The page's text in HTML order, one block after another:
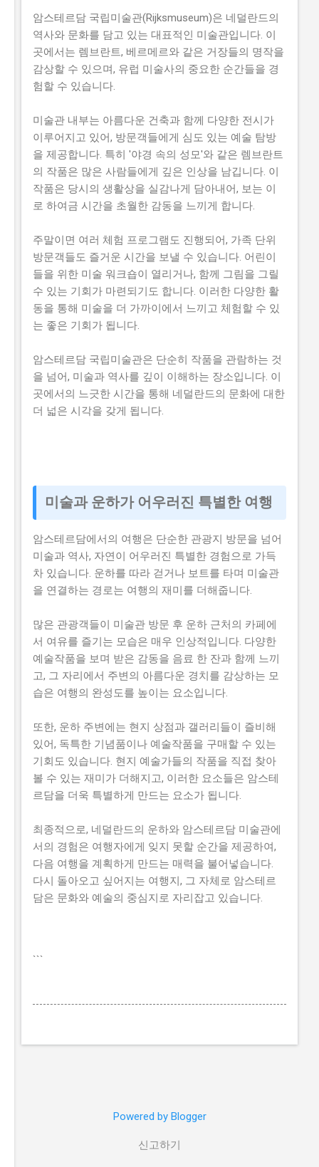
암스테르담 국립미술관(Rijksmuseum)은 네덜란드의
역사와 문화를 담고 있는 대표적인 미술관입니다. 이
곳에서는 렘브란트, 베르메르와 같은 거장들의 명작을
감상할 수 있으며, 유럽 미술사의 중요한 순간들을 경
험할 수 있습니다.
미술관 내부는 아름다운 건축과 함께 다양한 전시가
이루어지고 있어, 방문객들에게 심도 있는 예술 탐방
을 제공합니다. 특히 '야경 속의 성모'와 같은 렘브란트
의 작품은 많은 사람들에게 깊은 인상을 남깁니다. 이
작품은 당시의 생활상을 실감나게 담아내어, 보는 이
로 하여금 시간을 초월한 감동을 느끼게 합니다.
주말이면 여러 체험 프로그램도 진행되어, 가족 단위
방문객들도 즐거운 시간을 보낼 수 있습니다. 어린이
들을 위한 미술 워크숍이 열리거나, 함께 그림을 그릴
수 있는 기회가 마련되기도 합니다. 이러한 다양한 활
동을 통해 미술을 더 가까이에서 느끼고 체험할 수 있
는 좋은 기회가 됩니다.
암스테르담 국립미술관은 단순히 작품을 관람하는 것
을 넘어, 미술과 역사를 깊이 이해하는 장소입니다. 이
곳에서의 느긋한 시간을 통해 네덜란드의 문화에 대한
더 넓은 시각을 갖게 됩니다.
미술과 운하가 어우러진 특별한 여행
암스테르담에서의 여행은 단순한 관광지 방문을 넘어
미술과 역사, 자연이 어우러진 특별한 경험으로 가득
차 있습니다. 운하를 따라 걷거나 보트를 타며 미술관
을 연결하는 경로는 여행의 재미를 더해줍니다.
많은 관광객들이 미술관 방문 후 운하 근처의 카페에
서 여유를 즐기는 모습은 매우 인상적입니다. 다양한
예술작품을 보며 받은 감동을 음료 한 잔과 함께 느끼
고, 그 자리에서 주변의 아름다운 경치를 감상하는 모
습은 여행의 완성도를 높이는 요소입니다.
또한, 운하 주변에는 현지 상점과 갤러리들이 즐비해
있어, 독특한 기념품이나 예술작품을 구매할 수 있는
기회도 있습니다. 현지 예술가들의 작품을 직접 찾아
볼 수 있는 재미가 더해지고, 이러한 요소들은 암스테
르담을 더욱 특별하게 만드는 요소가 됩니다.
최종적으로, 네덜란드의 운하와 암스테르담 미술관에
서의 경험은 여행자에게 잊지 못할 순간을 제공하여,
다음 여행을 계획하게 만드는 매력을 불어넣습니다.
다시 돌아오고 싶어지는 여행지, 그 자체로 암스테르
담은 문화와 예술의 중심지로 자리잡고 있습니다.
```
Powered by Blogger
신고하기